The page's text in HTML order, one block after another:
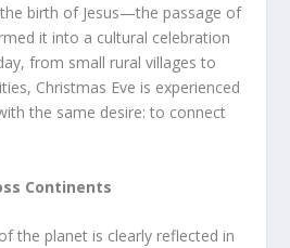
birth of Jesus—the passage of
it into a cultural celebration
from small rural villages to
Christmas Eve is experienced
the same desire: to connect
Continents
the planet is clearly reflected in